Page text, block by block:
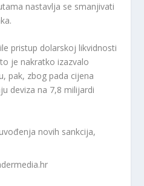
nastavlja se smanjivati
pristup dolarskoj likvidnosti
je nakratko izazvalo
pak, zbog pada cijena
deviza na 7,8 milijardi
novih sankcija,